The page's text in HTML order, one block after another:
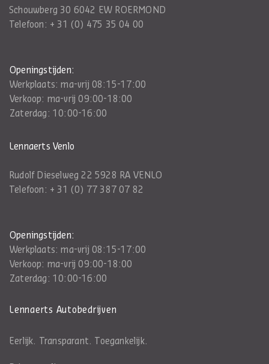
Schouwberg 30 6042 EW ROERMOND
Telefoon: + 31 (0) 475 35 04 00
Openingstijden:
Werkplaats: ma-vrij 08:15-17:00
Verkoop: ma-vrij 09:00-18:00
Zaterdag: 10:00-16:00
Lennaerts Venlo
Rudolf Dieselweg 22 5928 RA VENLO
Telefoon: + 31 (0) 77 387 07 82
Openingstijden:
Werkplaats: ma-vrij 08:15-17:00
Verkoop: ma-vrij 09:00-18:00
Zaterdag: 10:00-16:00
Lennaerts Autobedrijven
Eerlijk. Transparant. Toegankelijk.